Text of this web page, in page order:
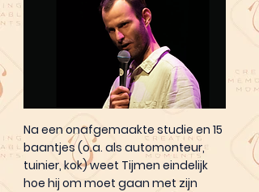
Na een onafgemaakte studie en 15
baantjes (o.a. als automonteur,
tuinier, kok) weet Tijmen eindelijk
hoe hij om moet gaan met zijn